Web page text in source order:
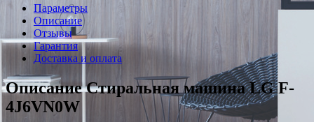
Параметры
Описание
Отзывы
Гарантия
Доставка и оплата
Описание Стиральная машина LG F-
4J6VN0W